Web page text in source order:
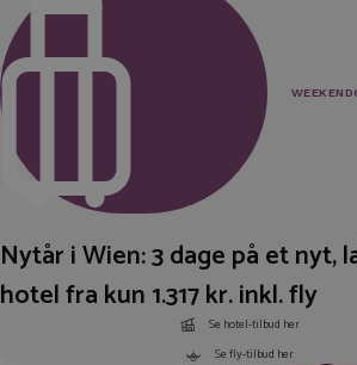
Nytår i Wien: 3 dage på et nyt,
hotel fra kun 1.317 kr. inkl. fly
Se hotel-tilbud her
Se fly-tilbud her